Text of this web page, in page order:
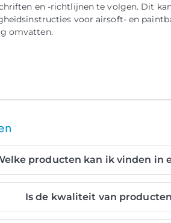
en -richtlijnen te volgen. Dit
voor airsoft- en
omvatten.
producten kan ik vinden in
Is de kwaliteit van